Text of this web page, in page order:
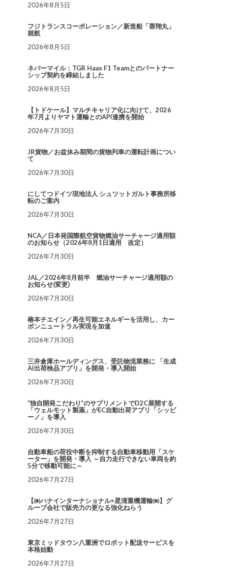
2026年8月5日
フジトランスコーポレーション／新造船「蓉翔丸」
就航
2026年8月5日
ネバーマイル：TGR Haas F1 Teamとのパートナー
シップ契約を締結しました
2026年8月5日
【トドケール】マルチキャリア化に向けて、2026
年7月よりヤマト運輸とのAPI連携を開始
2026年7月30日
JR貨物／お盆休み期間の貨物列車の運転計画につい
て
2026年7月30日
にしてつドイツ現地法人 シュツットガルト事務所移
転のご案内
2026年7月30日
NCA／日本発国際航空貨物燃油サーチャージ適用額
のお知らせ（2026年8月1日適用 改定）
2026年7月30日
JAL／2026年8月前半 燃油サーチャージ適用額の
お知らせ(変更)
2026年7月30日
椿本チエイン／再生可能エネルギーを活用し、カー
ボンニュートラル実現を加速
2026年7月30日
三井倉庫ホールディングス、受託物流業務に 「生成
AI出荷検品アプリ」を開発・導入開始
2026年7月30日
“独自開発こだわり”のサプリメントでD2C展開する
「ウェルモット製薬」がEC自動出荷アプリ「シッピ
ーノ」を導入
2026年7月30日
自動車船の荷役中断を抑制する自動車移動用「スケ
ーター」を開発・導入 ～自力走行できない車両を約
5分で移動可能に～
2026年7月27日
【㈱ハナインターナショナル×星清重機運輸㈱】グ
ループ会社で販売力の更なる強化ねらう
2026年7月27日
東京ミッドタウン八重洲でロボット配送サービスを
本格始動
2026年7月27日